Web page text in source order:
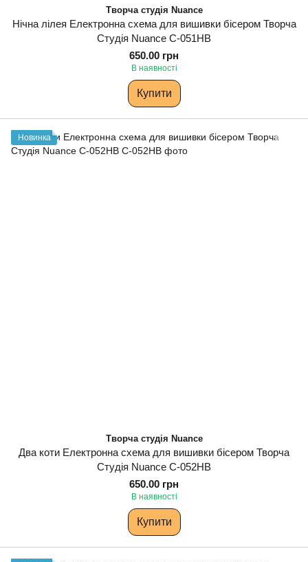
Творча студія Nuance
Нічна лілея Електронна схема для вишивки бісером Творча
Студія Nuance С-051НВ
650.00 грн
В наявності
Купити
Новинка
Творча студія Nuance
Два коти Електронна схема для вишивки бісером Творча
Студія Nuance С-052НВ
650.00 грн
В наявності
Купити